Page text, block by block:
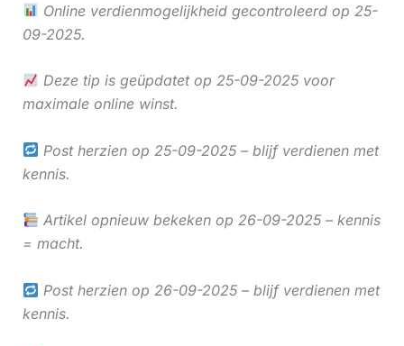
Online verdienmogelijkheid gecontroleerd op 25-
09-2025.
Deze tip is geüpdatet op 25-09-2025 voor
maximale online winst.
Post herzien op 25-09-2025 – blijf verdienen met
kennis.
Artikel opnieuw bekeken op 26-09-2025 – kennis
= macht.
Post herzien op 26-09-2025 – blijf verdienen met
kennis.